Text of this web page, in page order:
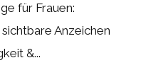
für Frauen:
Anzeichen
&...